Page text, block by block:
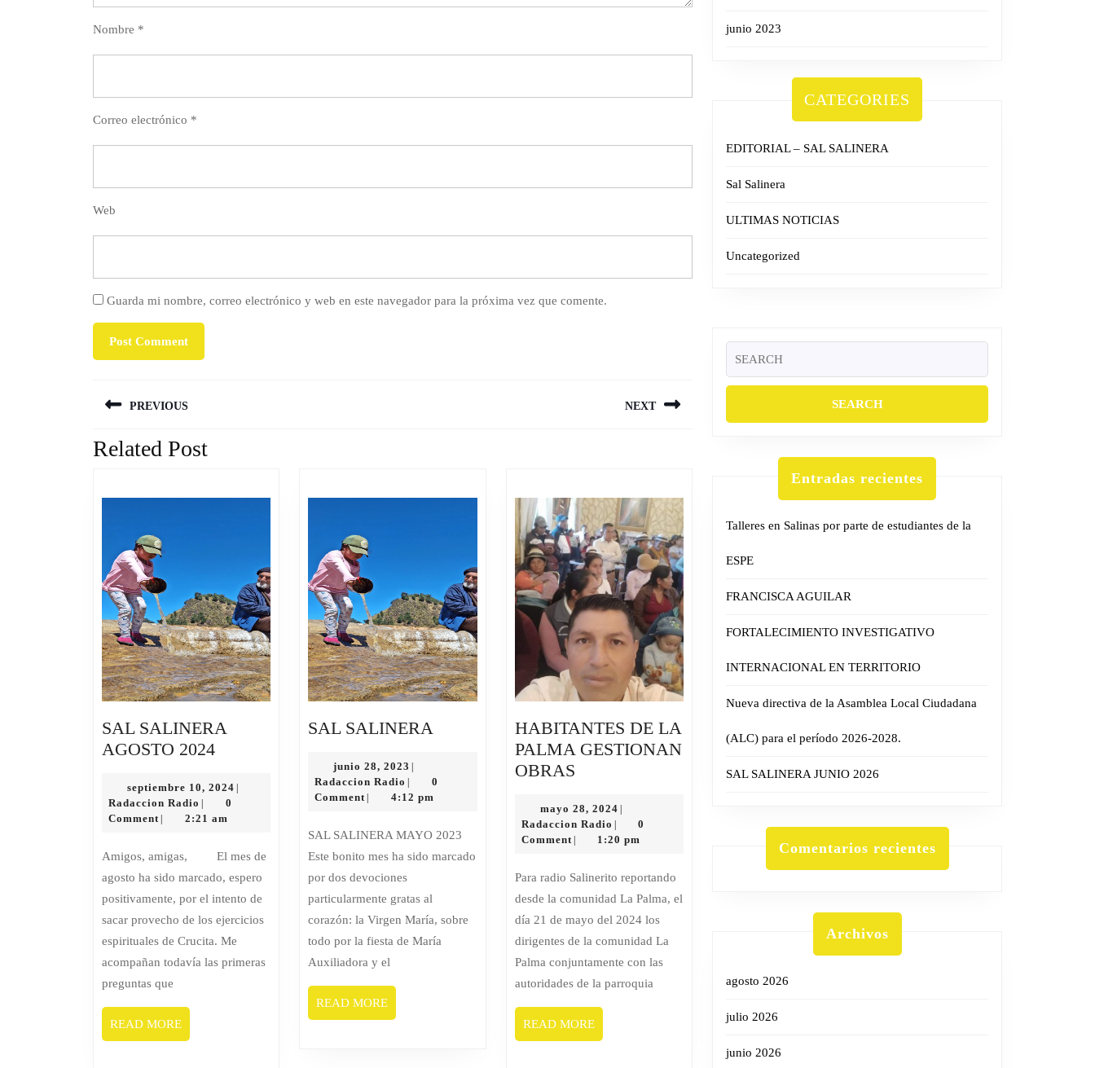
Nombre *
Correo electrónico *
Web
Guarda mi nombre, correo electrónico y web en este navegador para la próxima vez que comente.
de
entradas
PREVIOUS
Previous
NEXT
Related Post
SAL SALINERA
AGOSTO 2024SAL
AGOSTO
2024
septiembre 10, 2024 septiembre
Radaccion Radio Radaccion
Radio
0
Comment
2:21 am
Amigos, amigas, El mes de
agosto ha sido marcado, espero
positivamente, por el intento de
sacar provecho de los ejercicios
espirituales de Crucita. Me
acompañan todavía las primeras
preguntas que
READ MOREREAD
MORE
SAL SALINERA
SALINERA
junio 28, 2023 junio
2023
Radaccion Radio Radaccion
Radio
0
Comment
4:12 pm
SAL SALINERA MAYO 2023
Este bonito mes ha sido marcado
por dos devociones
particularmente gratas al
corazón: la Virgen María, sobre
todo por la fiesta de María
Auxiliadora y el
READ MOREREAD
MORE
HABITANTES DE LA
PALMA GESTIONAN
OBRASHABITANTES
LA
PALMA
OBRAS
mayo 28, 2024mayo
2024
Radaccion Radio Radaccion
Radio
0
Comment
1:20 pm
Para radio Salinerito reportando
desde la comunidad La Palma, el
día 21 de mayo del 2024 los
dirigentes de la comunidad La
Palma conjuntamente con las
autoridades de la parroquia
READ MOREREAD
MORE
junio 2023
CATEGORIES
EDITORIAL – SAL SALINERA
Sal Salinera
ULTIMAS NOTICIAS
Uncategorized
for:
Entradas recientes
Talleres en Salinas por parte de estudiantes de la
ESPE
FRANCISCA AGUILAR
FORTALECIMIENTO INVESTIGATIVO
INTERNACIONAL EN TERRITORIO
Nueva directiva de la Asamblea Local Ciudadana
(ALC) para el período 2026-2028.
SAL SALINERA JUNIO 2026
Comentarios recientes
Archivos
agosto 2026
julio 2026
junio 2026